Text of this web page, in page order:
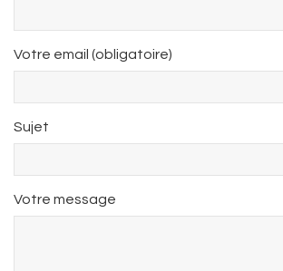
Votre email (obligatoire)
Sujet
Votre message